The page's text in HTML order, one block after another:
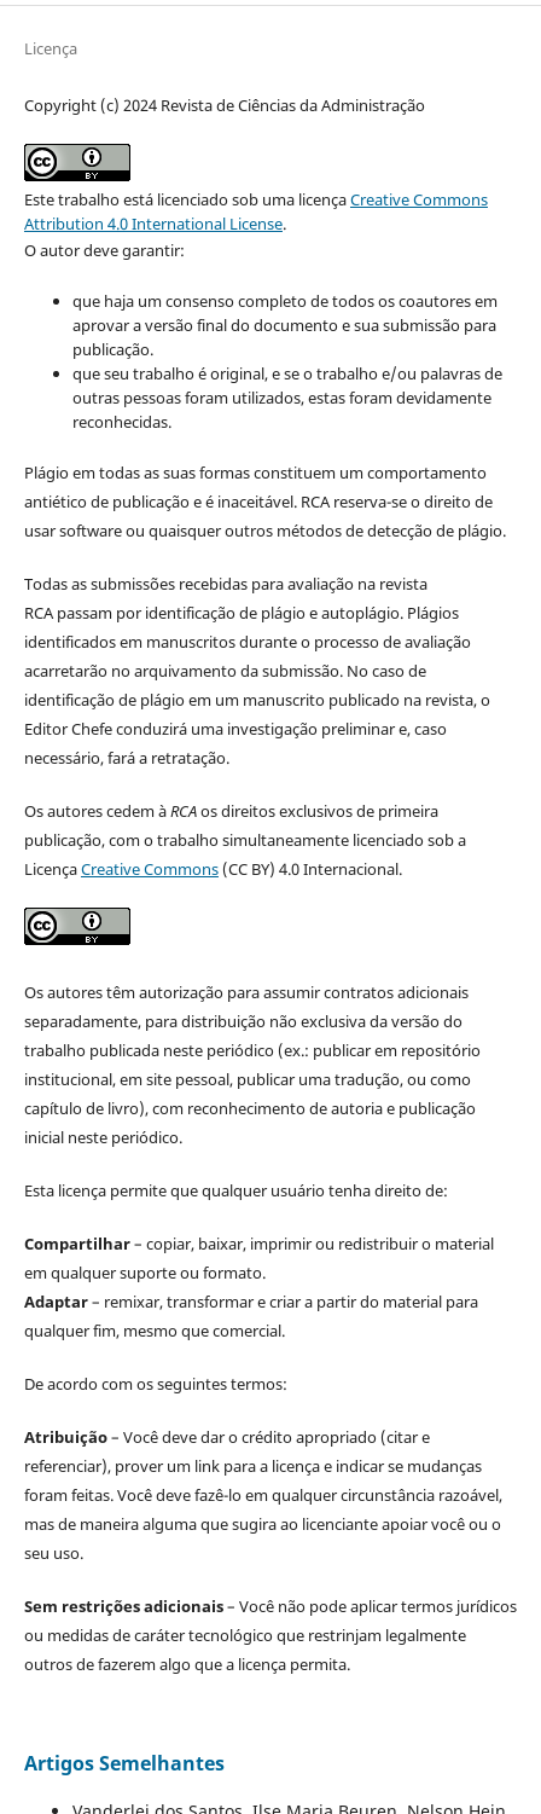
Licença
Copyright (c) 2024 Revista de Ciências da Administração
Este trabalho está licenciado sob uma licençaCreative Commons
Attribution 4.0 International License.
O autor deve garantir:
que haja um consenso completo de todos os coautores em
aprovar a versão final do documento e sua submissão para
publicação.
que seu trabalho é original, e se o trabalho e/ou palavras de
outras pessoas foram utilizados, estas foram devidamente
reconhecidas.
Plágio em todas as suas formas constituem um comportamento
antiético de publicação e é inaceitável. RCA reserva-se o direito de
usar software ou quaisquer outros métodos de detecção de plágio.
Todas as submissões recebidas para avaliação na revista
RCA passam por identificação de plágio e autoplágio. Plágios
identificados em manuscritos durante o processo de avaliação
acarretarão no arquivamento da submissão. No caso de
identificação de plágio em um manuscrito publicado na revista, o
Editor Chefe conduzirá uma investigação preliminar e, caso
necessário, fará a retratação.
Os autores cedem àRCAos direitos exclusivos de primeira
publicação, com o trabalho simultaneamente licenciado sob a
LicençaCreative Commons(CC BY) 4.0 Internacional.
Os autores têm autorização para assumir contratos adicionais
separadamente, para distribuição não exclusiva da versão do
trabalho publicada neste periódico (ex.: publicar em repositório
institucional, em site pessoal, publicar uma tradução, ou como
capítulo de livro), com reconhecimento de autoria e publicação
inicial neste periódico.
Esta licença permite que qualquer usuário tenha direito de:
Compartilhar– copiar, baixar, imprimir ou redistribuir o material
em qualquer suporte ou formato.
Adaptar– remixar, transformar e criar a partir do material para
qualquer fim, mesmo que comercial.
De acordo com os seguintes termos:
Atribuição– Você deve dar o crédito apropriado (citar e
referenciar), prover um link para a licença e indicar se mudanças
foram feitas. Você deve fazê-lo em qualquer circunstância razoável,
mas de maneira alguma que sugira ao licenciante apoiar você ou o
seu uso.
Sem restrições adicionais– Você não pode aplicar termos jurídicos
ou medidas de caráter tecnológico que restrinjam legalmente
outros de fazerem algo que a licença permita.
Artigos Semelhantes